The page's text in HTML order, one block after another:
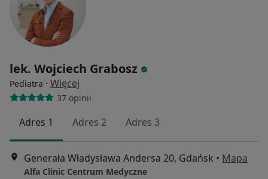
lek. Wojciech Grabosz
Pediatra · Więcej
37 opinii
Adres 1 Adres 2 Adres 3
Generała Władysława Andersa 20, Gdańsk • Mapa
Alfa Clinic Centrum Medyczne